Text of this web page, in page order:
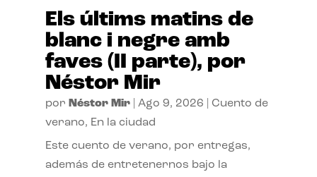
Els últims matins de
blanc i negre amb
faves (II parte), por
Néstor Mir
por Néstor Mir| Ago 9, 2026
Cuento de
verano, En la ciudad
Este cuento de verano, por entregas,
además de entretenernos bajo la